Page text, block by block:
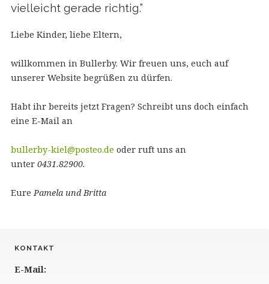
vielleicht gerade richtig.”
Liebe Kinder, liebe Eltern,
willkommen in Bullerby. Wir freuen uns, euch auf
unserer Website begrüßen zu dürfen.
Habt ihr bereits jetzt Fragen? Schreibt uns doch einfach
eine E-Mail an
bullerby-kiel@posteo.de oder ruft uns an
unter0431.82900.
EurePamela und Britta
KONTAKT
E-Mail: